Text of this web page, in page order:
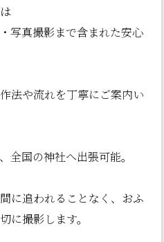
写真撮影まで含まれた安心
法や流れを丁寧にご案内い
全国の神社へ出張可能。
に追われることなく、おふ
に撮影します。